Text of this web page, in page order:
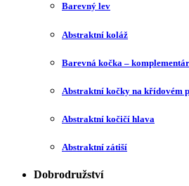
Barevný lev
Abstraktní koláž
Barevná kočka –
Abstraktní kočky na křídovém
Abstraktní kočičí hlava
Abstraktní zátiší
Dobrodružství